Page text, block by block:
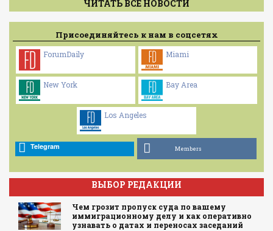
ЧИТАТЬ ВСЕ НОВОСТИ
Присоединяйтесь к нам в соцсетях
ForumDaily Miami
New York Bay Area
Los Angeles
Telegram Members
ВЫБОР РЕДАКЦИИ
Чем грозит пропуск суда по вашему
иммиграционному делу и как оперативно
узнавать о датах и переносах заседаний